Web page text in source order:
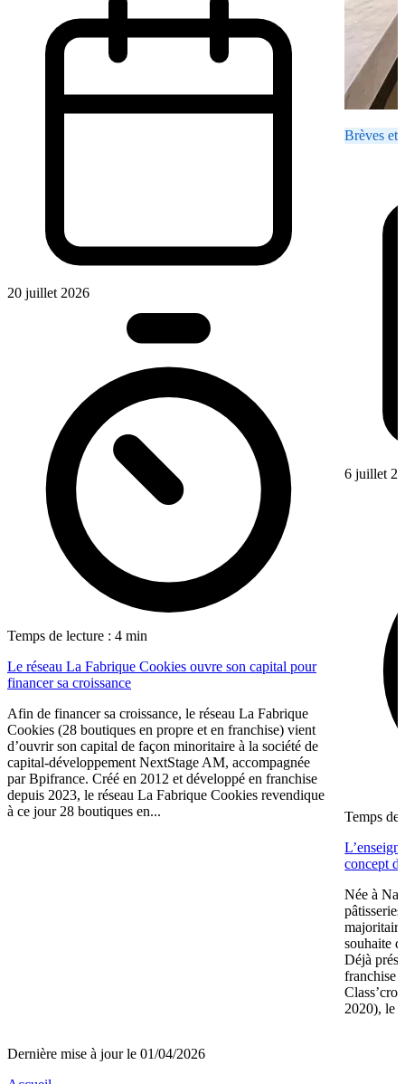
20 juillet 2026
Temps de lecture : 4 min
Le réseau La Fabrique Cookies ouvre son capital pour
financer sa croissance
Afin de financer sa croissance, le réseau La Fabrique
Cookies (28 boutiques en propre et en franchise) vient
d’ouvrir son capital de façon minoritaire à la société de
capital-développement NextStage AM, accompagnée
par Bpifrance. Créé en 2012 et développé en franchise
depuis 2023, le réseau La Fabrique Cookies revendique
à ce jour 28 boutiques en...
Brèves et
6 juillet
Temps de
concept
Née à
souhaite
Déjà
franchise
2020), le
Dernière mise à jour le 01/04/2026